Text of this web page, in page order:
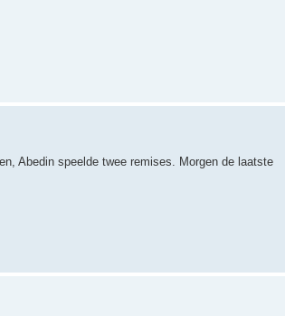
Abedin speelde twee remises. Morgen de laatste